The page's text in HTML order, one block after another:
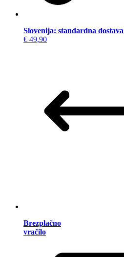
Slovenija: standardna
€ 49,90
Brezplačno
vračilo